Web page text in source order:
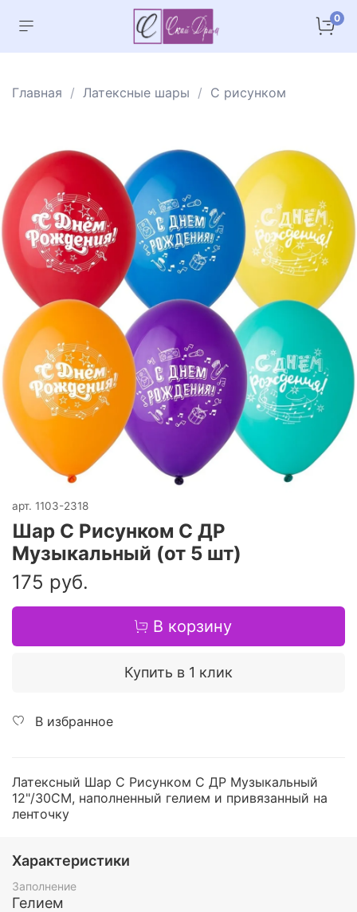
0
Главная Латексные шары С рисунком
арт. 1103-2318
Шар С Рисунком С ДР
Музыкальный (от 5 шт)
175 руб.
В корзину
Купить в 1 клик
В избранное
Латексный Шар С Рисунком С ДР Музыкальный
12"/30СМ, наполненный гелием и привязанный на
ленточку
Характеристики
Заполнение
Гелием